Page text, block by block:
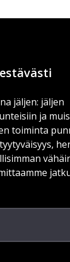
jäljen: jäljen
ja
toiminta